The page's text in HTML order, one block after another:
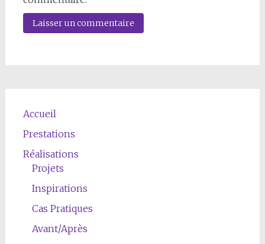
Accueil
Prestations
Réalisations
Projets
Inspirations
Cas Pratiques
Avant/Après